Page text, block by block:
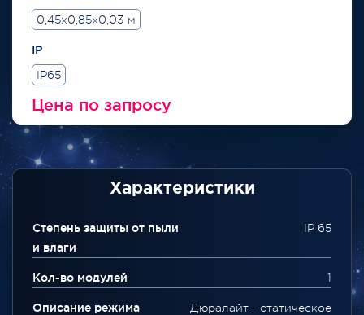
0,45x0,85x0,03 м
IP
IP65
Цена по запросу
Характеристики
Степень защиты от пыли
и влаги
IP 65
Кол-во модулей 1
Описание режима
Дюралайт - статическое